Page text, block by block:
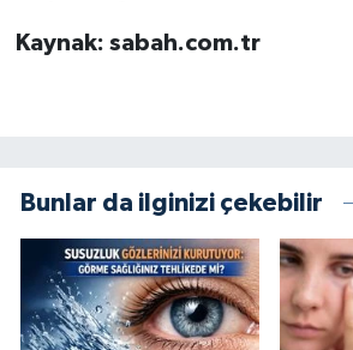
Kaynak: sabah.com.tr
Bunlar da ilginizi çekebilir